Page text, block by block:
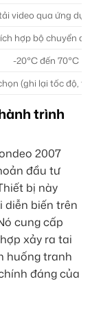
video qua ứng
hợp bộ chuyển
-20°C đến 70°C
(ghi lại tốc độ,
trình
2007
đầu tư
bị này
diễn biến trên
cung cấp
xảy ra tai
huống tranh
đáng của